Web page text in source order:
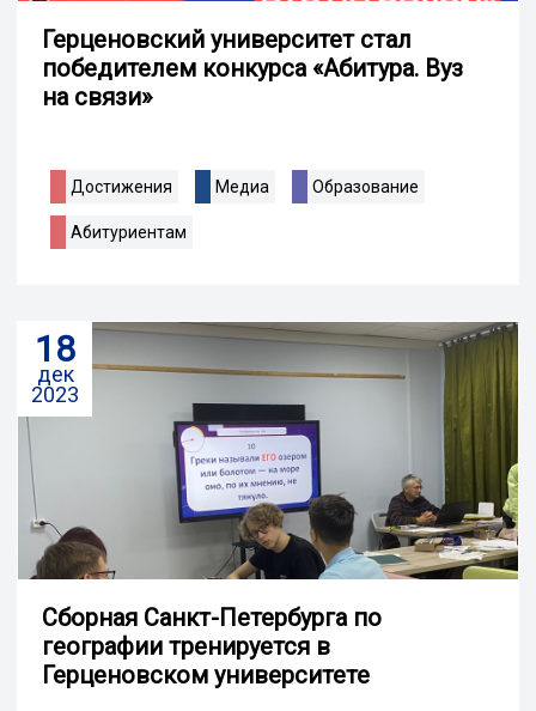
Герценовский университет стал
победителем конкурса «Абитура. Вуз
на связи»
Достижения Медиа Образование
Абитуриентам
18
дек
2023
Сборная Санкт-Петербурга по
географии тренируется в
Герценовском университете